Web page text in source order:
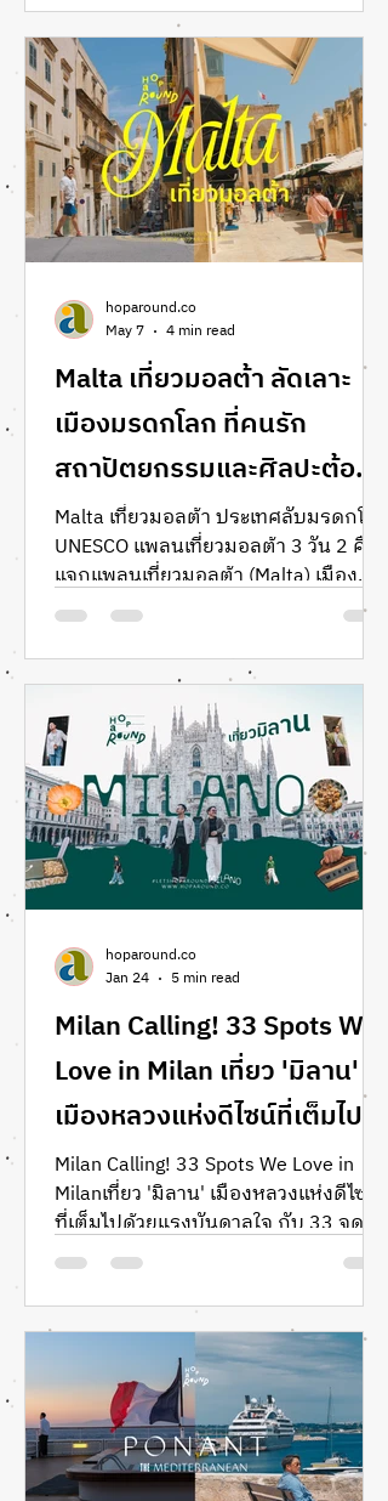
โรงแรมและโชว์รูมดีไซน์ระดับโลกไว้ในที่
เดียว รีวิว Audo Copenhagen review
โรงแรมน่าพักในโคเปนเฮเกน Interior
design of Audo Boutique Hotel in
Copenhagen featuring Soft
Minimalism and furniture by Audo
Copenhagen in the Nordhavn district.
งานดีไซน์ภายในโรงแรม Audo Boutique
Hotel ณ เมืองโคเปนเฮเกน สะท้อนสไตล์
Malta เที่ยวมอลต้า ลัดเลาะ
เมืองมรดกโลก ที่คนรัก
สถาปัตยกรรมและศิลปะต้อง
มาเยือน
Malta เที่ยวมอลต้า ประเทศลับมรดกโลก
UNESCO แพลนเที่ยวมอลต้า 3 วัน 2 คืน
แจกแพลนเที่ยวมอลต้า (Malta) เมือง
มรดกโลกกลางทะเลเมดิเตอร์เรเนียน
พูดภาษาอังกฤษ เตรียมตัวไป Hop ที่
"มอลต้า" เกาะมรดกโลกที่อดีตและ
อนาคตบรรจบกันอย่างลงตัว! แจกแพ
ลนเที่ยว 3 วัน 2 คืน พาสำรวจ
สถาปัตยกรรมยุคกลางอายุเกือบ 5,000
ปีที่ผสานงานดีไซน์ร่วมสมัย พร้อมแชร์
ทริคเที่ยวฉบับ Smart Luxury ให้คุณเสพ
งานศิลป์ จิบกาแฟ และดินเนอร์หรูได้
แบบคุ้มค่าที่สุด รีวิวมอลต้า review
hoparound.co
May 7
4 min read
Milan Calling! 33 Spots We
Love in Milan เที่ยว 'มิลาน'
เมืองหลวงแห่งดีไซน์ที่เต็มไป
ด้วยแรงบันดาลใจ กับ 33 จุด
เช็คอิน
Milan Calling! 33 Spots We Love in
Milanเที่ยว 'มิลาน' เมืองหลวงแห่งดีไซน์
ที่เต็มไปด้วยแรงบันดาลใจ กับ 33 จุด
เช็คอินที่คัดมาแล้วว่าดีที่สุด
hoparound.co
Jan 24
5 min read